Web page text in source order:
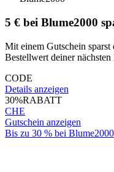
5 € bei Blume2000
Mit einem Gutschein
Bestellwert deiner nächsten
CODE
Details anzeigen
30%RABATT
CHE
Gutschein anzeigen
Bis zu 30 % bei